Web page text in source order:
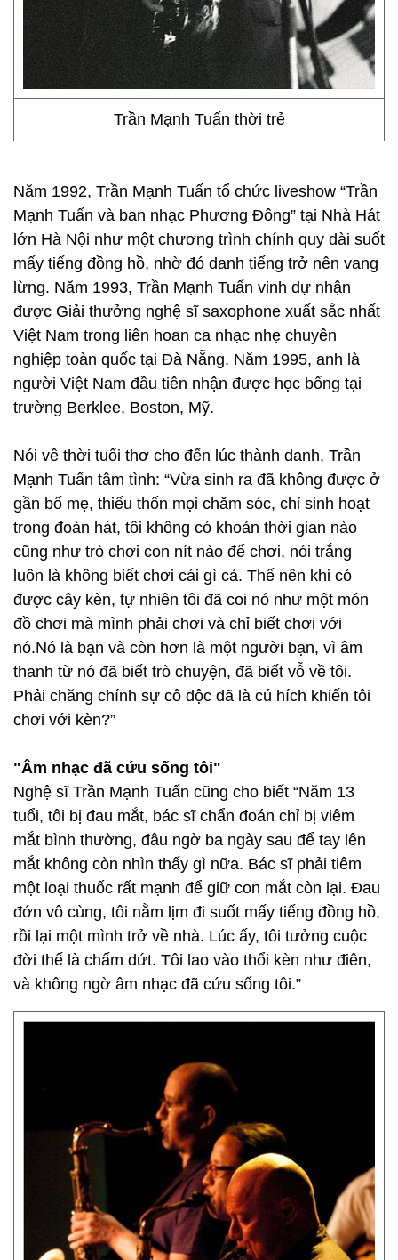
Trần Mạnh Tuấn thời trẻ
Năm 1992, Trần Mạnh Tuấn tổ chức liveshow “Trần
Mạnh Tuấn và ban nhạc Phương Đông” tại Nhà Hát
lớn Hà Nội như một chương trình chính quy dài suốt
mấy tiếng đồng hồ, nhờ đó danh tiếng trở nên vang
lừng. Năm 1993, Trần Mạnh Tuấn vinh dự nhận
được Giải thưởng nghệ sĩ saxophone xuất sắc nhất
Việt Nam trong liên hoan ca nhạc nhẹ chuyên
nghiệp toàn quốc tại Đà Nẵng. Năm 1995, anh là
người Việt Nam đầu tiên nhận được học bổng tại
trường Berklee, Boston, Mỹ.
Nói về thời tuổi thơ cho đến lúc thành danh, Trần
Mạnh Tuấn tâm tình: “Vừa sinh ra đã không được ở
gần bố mẹ, thiếu thốn mọi chăm sóc, chỉ sinh hoạt
trong đoàn hát, tôi không có khoản thời gian nào
cũng như trò chơi con nít nào để chơi, nói trắng
luôn là không biết chơi cái gì cả. Thế nên khi có
được cây kèn, tự nhiên tôi đã coi nó như một món
đồ chơi mà mình phải chơi và chỉ biết chơi với
nó.Nó là bạn và còn hơn là một người bạn, vì âm
thanh từ nó đã biết trò chuyện, đã biết vỗ về tôi.
Phải chăng chính sự cô độc đã là cú hích khiến tôi
chơi với kèn?”
"Âm nhạc đã cứu sống tôi"
Nghệ sĩ Trần Mạnh Tuấn cũng cho biết “Năm 13
tuổi, tôi bị đau mắt, bác sĩ chẩn đoán chỉ bị viêm
mắt bình thường, đâu ngờ ba ngày sau để tay lên
mắt không còn nhìn thấy gì nữa. Bác sĩ phải tiêm
một loại thuốc rất mạnh để giữ con mắt còn lại. Đau
đớn vô cùng, tôi nằm lịm đi suốt mấy tiếng đồng hồ,
rồi lại một mình trở về nhà. Lúc ấy, tôi tưởng cuộc
đời thế là chấm dứt. Tôi lao vào thổi kèn như điên,
và không ngờ âm nhạc đã cứu sống tôi.”